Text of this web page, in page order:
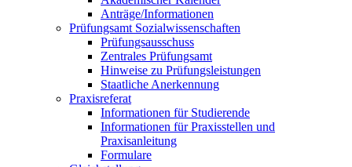
Anträge/Informationen
Prüfungsamt Sozialwissenschaften
Prüfungsausschuss
Zentrales Prüfungsamt
Hinweise zu Prüfungsleistungen
Staatliche Anerkennung
Praxisreferat
Informationen für Studierende
Informationen für Praxisstellen und
Praxisanleitung
Formulare